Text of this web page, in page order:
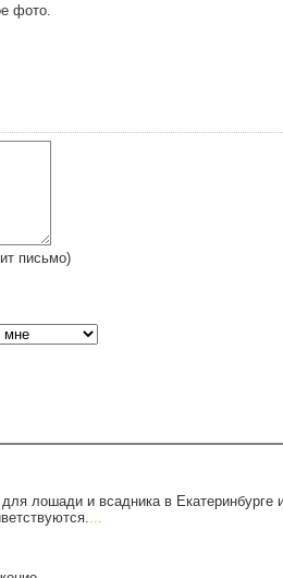
фото.
письмо)
лошади и всадника в Екатеринбурге
...